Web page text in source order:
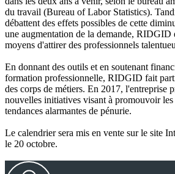
du travail (Bureau of Labor Statistics).
débattent des effets possibles de cette
une augmentation de la demande, RIDGID
moyens d'attirer des professionnels
En donnant des outils et en soutenant
formation professionnelle, RIDGID fait
des corps de métiers. En 2017, l'entreprise
nouvelles initiatives visant à promouvoir les
tendances alarmantes de pénurie.
Le calendrier sera mis en vente sur le site
le 20 octobre.